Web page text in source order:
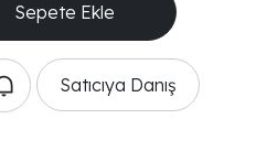
Sepete Ekle
Satıcıya Danış